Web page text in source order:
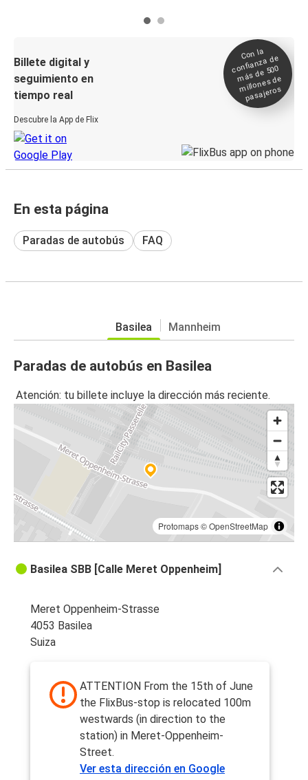
Billete digital y
seguimiento en
tiempo real
Descubre la App de Flix
Con la
confianza de
más de 500
millones de
pasajeros
En esta página
Paradas de autobús FAQ
Basilea Mannheim
Paradas de autobús en Basilea
Atención: tu billete incluye la dirección más reciente.
Protomaps©OpenStreetMap
Basilea SBB [Calle Meret Oppenheim]
Meret Oppenheim-Strasse
4053 Basilea
Suiza
ATTENTION From the 15th of June
the FlixBus-stop is relocated 100m
westwards (in direction to the
station) in Meret-Oppenheim-
Street.
Ver esta dirección en Google